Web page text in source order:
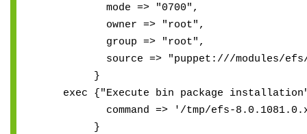
mode => "0700",
owner => "root",
group => "root",
source => "puppet:///modules/efs/
}
exec {"Execute bin package
command => '/tmp/efs-
}